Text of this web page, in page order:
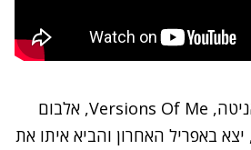
אלבומה האחרון של אניטה, Versions Of Me, אלבום
באפריל האחרון והביא איתו את